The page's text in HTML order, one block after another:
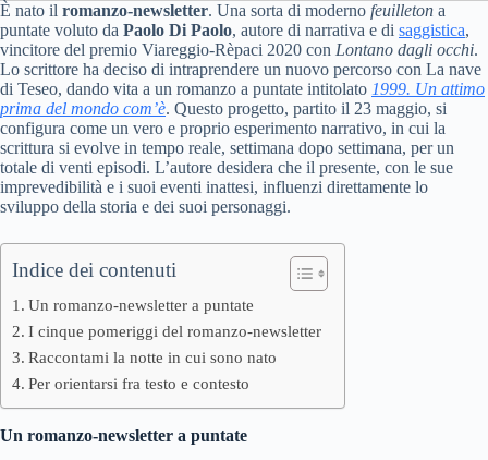
È nato il romanzo-newsletter. Una sorta di moderno feuilleton a
puntate voluto da Paolo Di Paolo, autore di narrativa e di saggistica,
vincitore del premio Viareggio-Rèpaci 2020 con Lontano dagli occhi.
Lo scrittore ha deciso di intraprendere un nuovo percorso con La nave
di Teseo, dando vita a un romanzo a puntate intitolato 1999. Un attimo
prima del mondo com’è. Questo progetto, partito il 23 maggio, si
configura come un vero e proprio esperimento narrativo, in cui la
scrittura si evolve in tempo reale, settimana dopo settimana, per un
totale di venti episodi. L’autore desidera che il presente, con le sue
imprevedibilità e i suoi eventi inattesi, influenzi direttamente lo
sviluppo della storia e dei suoi personaggi.
Indice dei contenuti
Un romanzo-newsletter a puntate
I cinque pomeriggi del romanzo-newsletter
Raccontami la notte in cui sono nato
Per orientarsi fra testo e contesto
Un romanzo-newsletter a puntate